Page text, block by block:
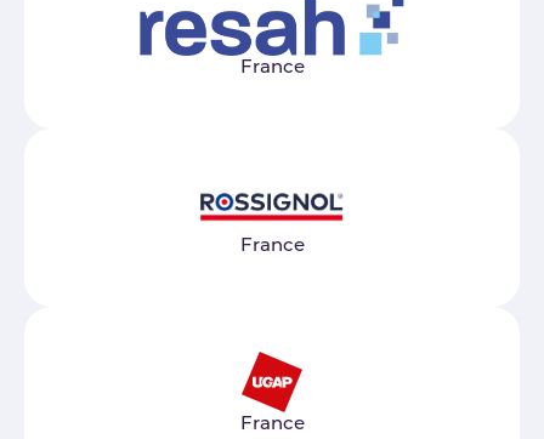
France
France
France